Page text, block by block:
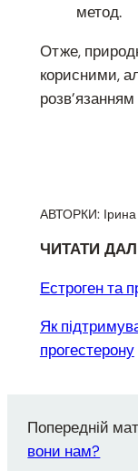
метод.
Отже,
корисними,
АВТОРКИ: Ірина
ЧИТАТИ
Естроген та
Як
прогестерону
Попередній
вони нам?